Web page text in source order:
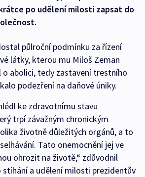
po udělení milosti zapsat do
půlroční podmínku za řízení
látky, kterou mu Miloš Zeman
o abolici, tedy zastavení trestního
podezření na daňové úniky.
ke zdravotnímu stavu
trpí závažným chronickým
životně důležitých orgánů, a to
Tato onemocnění jej ve
ohrozit na životě,“ zdůvodnil
a udělení milosti prezidentův